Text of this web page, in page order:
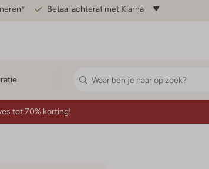
Betaal achteraf met Klarna
tot 70% korting!